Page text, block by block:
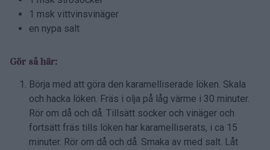
1 msk vittvinsvinäger
en nypa salt
Gör så här:
Börja med att göra den karamelliserade löken. Skala
och hacka löken. Fräs i olja på låg värme i 30 minuter.
Rör om då och då. Tillsätt socker och vinäger och
fortsätt fräs tills löken har karamelliserats, i ca 15
minuter. Rör om då och då. Smaka av med salt. Låt